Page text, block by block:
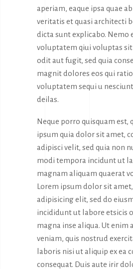
aperiam, eaque ipsa quae
veritatis et quasi architecti
dicta sunt explicabo. Nemo
voluptatem qiui voluptas
odit aut fugit, sed quia
magnit dolores eos qui
voluptatem sequi u
deilas.
Neque porro quisquam est,
ipsum quia dolor sit amet,
adipisci velit, sed quia non
modi tempora incidunt ut
magnam aliquam quaerat
Lorem ipsum dolor sit
adipisicing elit, sed do
incididunt ut labore etsicis
magna inse aliqua. Ut enim
veniam, quis nostrud
laboris nisi ut aliquip ex ea
consequat. Duis aute irir